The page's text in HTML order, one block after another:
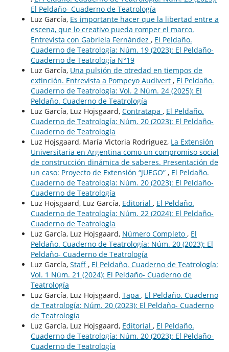
El Peldaño- Cuaderno de Teatrología
Luz García, Es importante hacer que la libertad entre a
escena, que lo creativo pueda romper el marco.
Entrevista con Gabriela Fernández , El Peldaño.
Cuaderno de Teatrología: Núm. 19 (2023): El Peldaño-
Cuaderno de Teatrología N°19
Luz García, Una pulsión de otredad en tiempos de
extinción. Entrevista a Pompeyo Audivert , El Peldaño.
Cuaderno de Teatrología: Vol. 2 Núm. 24 (2025): El
Peldaño. Cuaderno de Teatrología
Luz García, Luz Hojsgaard, Contratapa , El Peldaño.
Cuaderno de Teatrología: Núm. 20 (2023): El Peldaño-
Cuaderno de Teatrología
Luz Hojsgaard, María Victoria Rodriguez, La Extensión
Universitaria en Argentina como un compromiso social
de construcción dinámica de saberes. Presentación de
un caso: Proyecto de Extensión “JUEGO” , El Peldaño.
Cuaderno de Teatrología: Núm. 20 (2023): El Peldaño-
Cuaderno de Teatrología
Luz Hojsgaard, Luz García, Editorial , El Peldaño.
Cuaderno de Teatrología: Núm. 22 (2024): El Peldaño-
Cuaderno de Teatrología
Luz García, Luz Hojsgaard, Número Completo , El
Peldaño. Cuaderno de Teatrología: Núm. 20 (2023): El
Peldaño- Cuaderno de Teatrología
Luz García, Staff , El Peldaño. Cuaderno de Teatrología:
Vol. 1 Núm. 21 (2024): El Peldaño- Cuaderno de
Teatrología
Luz García, Luz Hojsgaard, Tapa , El Peldaño. Cuaderno
de Teatrología: Núm. 20 (2023): El Peldaño- Cuaderno
de Teatrología
Luz García, Luz Hojsgaard, Editorial , El Peldaño.
Cuaderno de Teatrología: Núm. 20 (2023): El Peldaño-
Cuaderno de Teatrología